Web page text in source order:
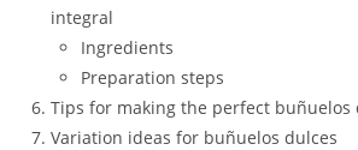
integral
Ingredients
Preparation steps
Tips for making the perfect buñuelos
Variation ideas for buñuelos dulces